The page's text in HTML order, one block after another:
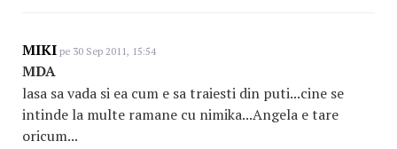
MIKI pe 30 Sep 2011, 15:54
MDA
lasa sa vada si ea cum e sa traiesti din puti...cine se
intinde la multe ramane cu nimika...Angela e tare
oricum...